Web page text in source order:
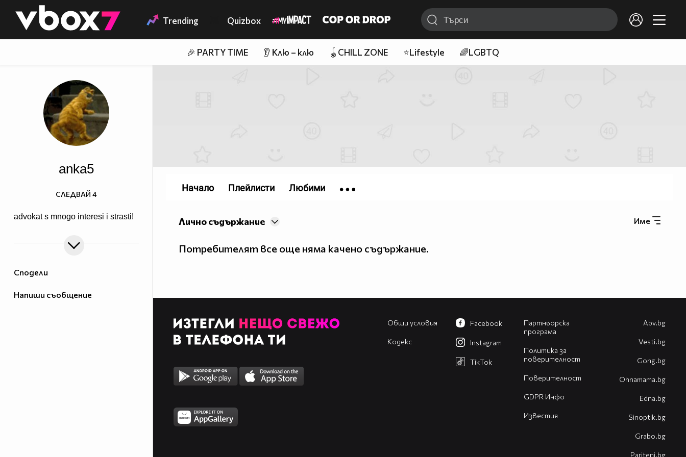
👾 Trending Quizbox
🎉 PARTY TIME 👂 Клю – клю 🪀CHILL ZONE ⭐Lifestyle 🌈LGBTQ
Сподели
Напиши съобщение
anka5
advokat s mnogo interesi i strasti!
СЛЕДВАЙ 4
Име
Лично съдържание
Потребителят все още няма качено съдържание.
Начало Плейлисти Любими
Общи условия
Кодекс
Партньорска
програма
Политика за
поверителност
Поверителност
GDPR Инфо
Известия
Facebook
Instagram
TikTok
Abv.bg
Vesti.bg
Gong.bg
Оhnamama.bg
Edna.bg
Sinoptik.bg
Grabo.bg
Pariteni.bg